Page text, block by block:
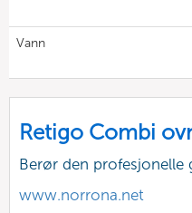
Vann
Retigo Combi
Berør den profesjonelle
www.norrona.net